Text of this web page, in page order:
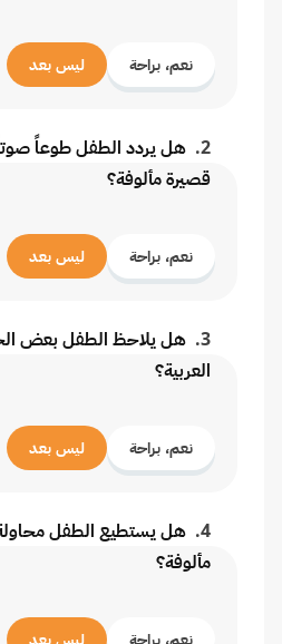
نعم، براحة ليس بعد
2
. هل يردد الطفل طوعاً صوتاً
قصيرة مألوفة؟
نعم، براحة ليس بعد
3
. هل يلاحظ الطفل بعض
العربية؟
نعم، براحة ليس بعد
4
. هل يستطيع الطفل
مألوفة؟
نعم، براحة ليس بعد